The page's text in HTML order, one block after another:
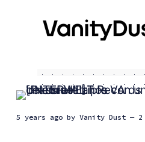
5 years agoby Vanity Dust — 2